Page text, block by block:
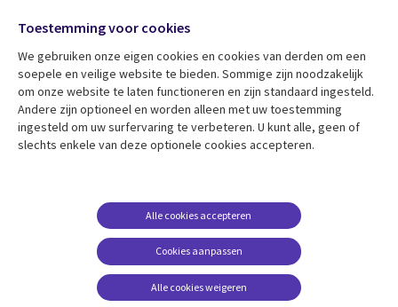
Bekijk meer
Library
NETHERLANDS
Artikelen
Evenementen
Support
Legal
Disclaimer
Cookie management
Media
NETHERLANDS
Toestemming voor cookies
We gebruiken onze eigen cookies en cookies van derden om een ​​
soepele en veilige website te bieden. Sommige zijn noodzakelijk
om onze website te laten functioneren en zijn standaard ingesteld.
Andere zijn optioneel en worden alleen met uw toestemming
ingesteld om uw surfervaring te verbeteren. U kunt alle, geen of
slechts enkele van deze optionele cookies accepteren.
Cookies aanpassen
Alle cookies accepteren
Alle cookies weigeren